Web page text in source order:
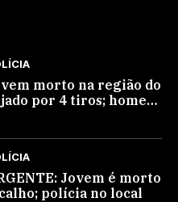
morto na região do
por 4 tiros; homem
Jovem é morto
polícia no local